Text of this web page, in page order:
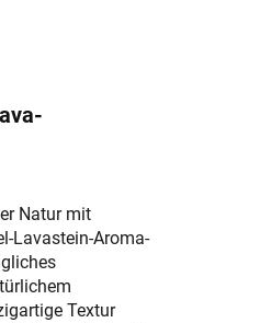
Natur mit
Lavastein-Aroma-
Textur